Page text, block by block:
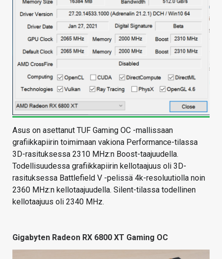
Asus on asettanut TUF Gaming OC -mallissaan
grafiikkapiirin toimimaan vakiona Performance-tilassa
3D-rasituksessa 2310 MHz:n Boost-taajuudella.
Todellisuudessa grafiikkapiirin kellotaajuus oli 3D-
rasituksessa Battlefield V -pelissä 4k-resoluutiolla noin
2360 MHz:n kellotaajuudella. Silent-tilassa todellinen
kellotaajuus oli 2340 MHz.
Gigabyten Radeon RX 6800 XT Gaming OC